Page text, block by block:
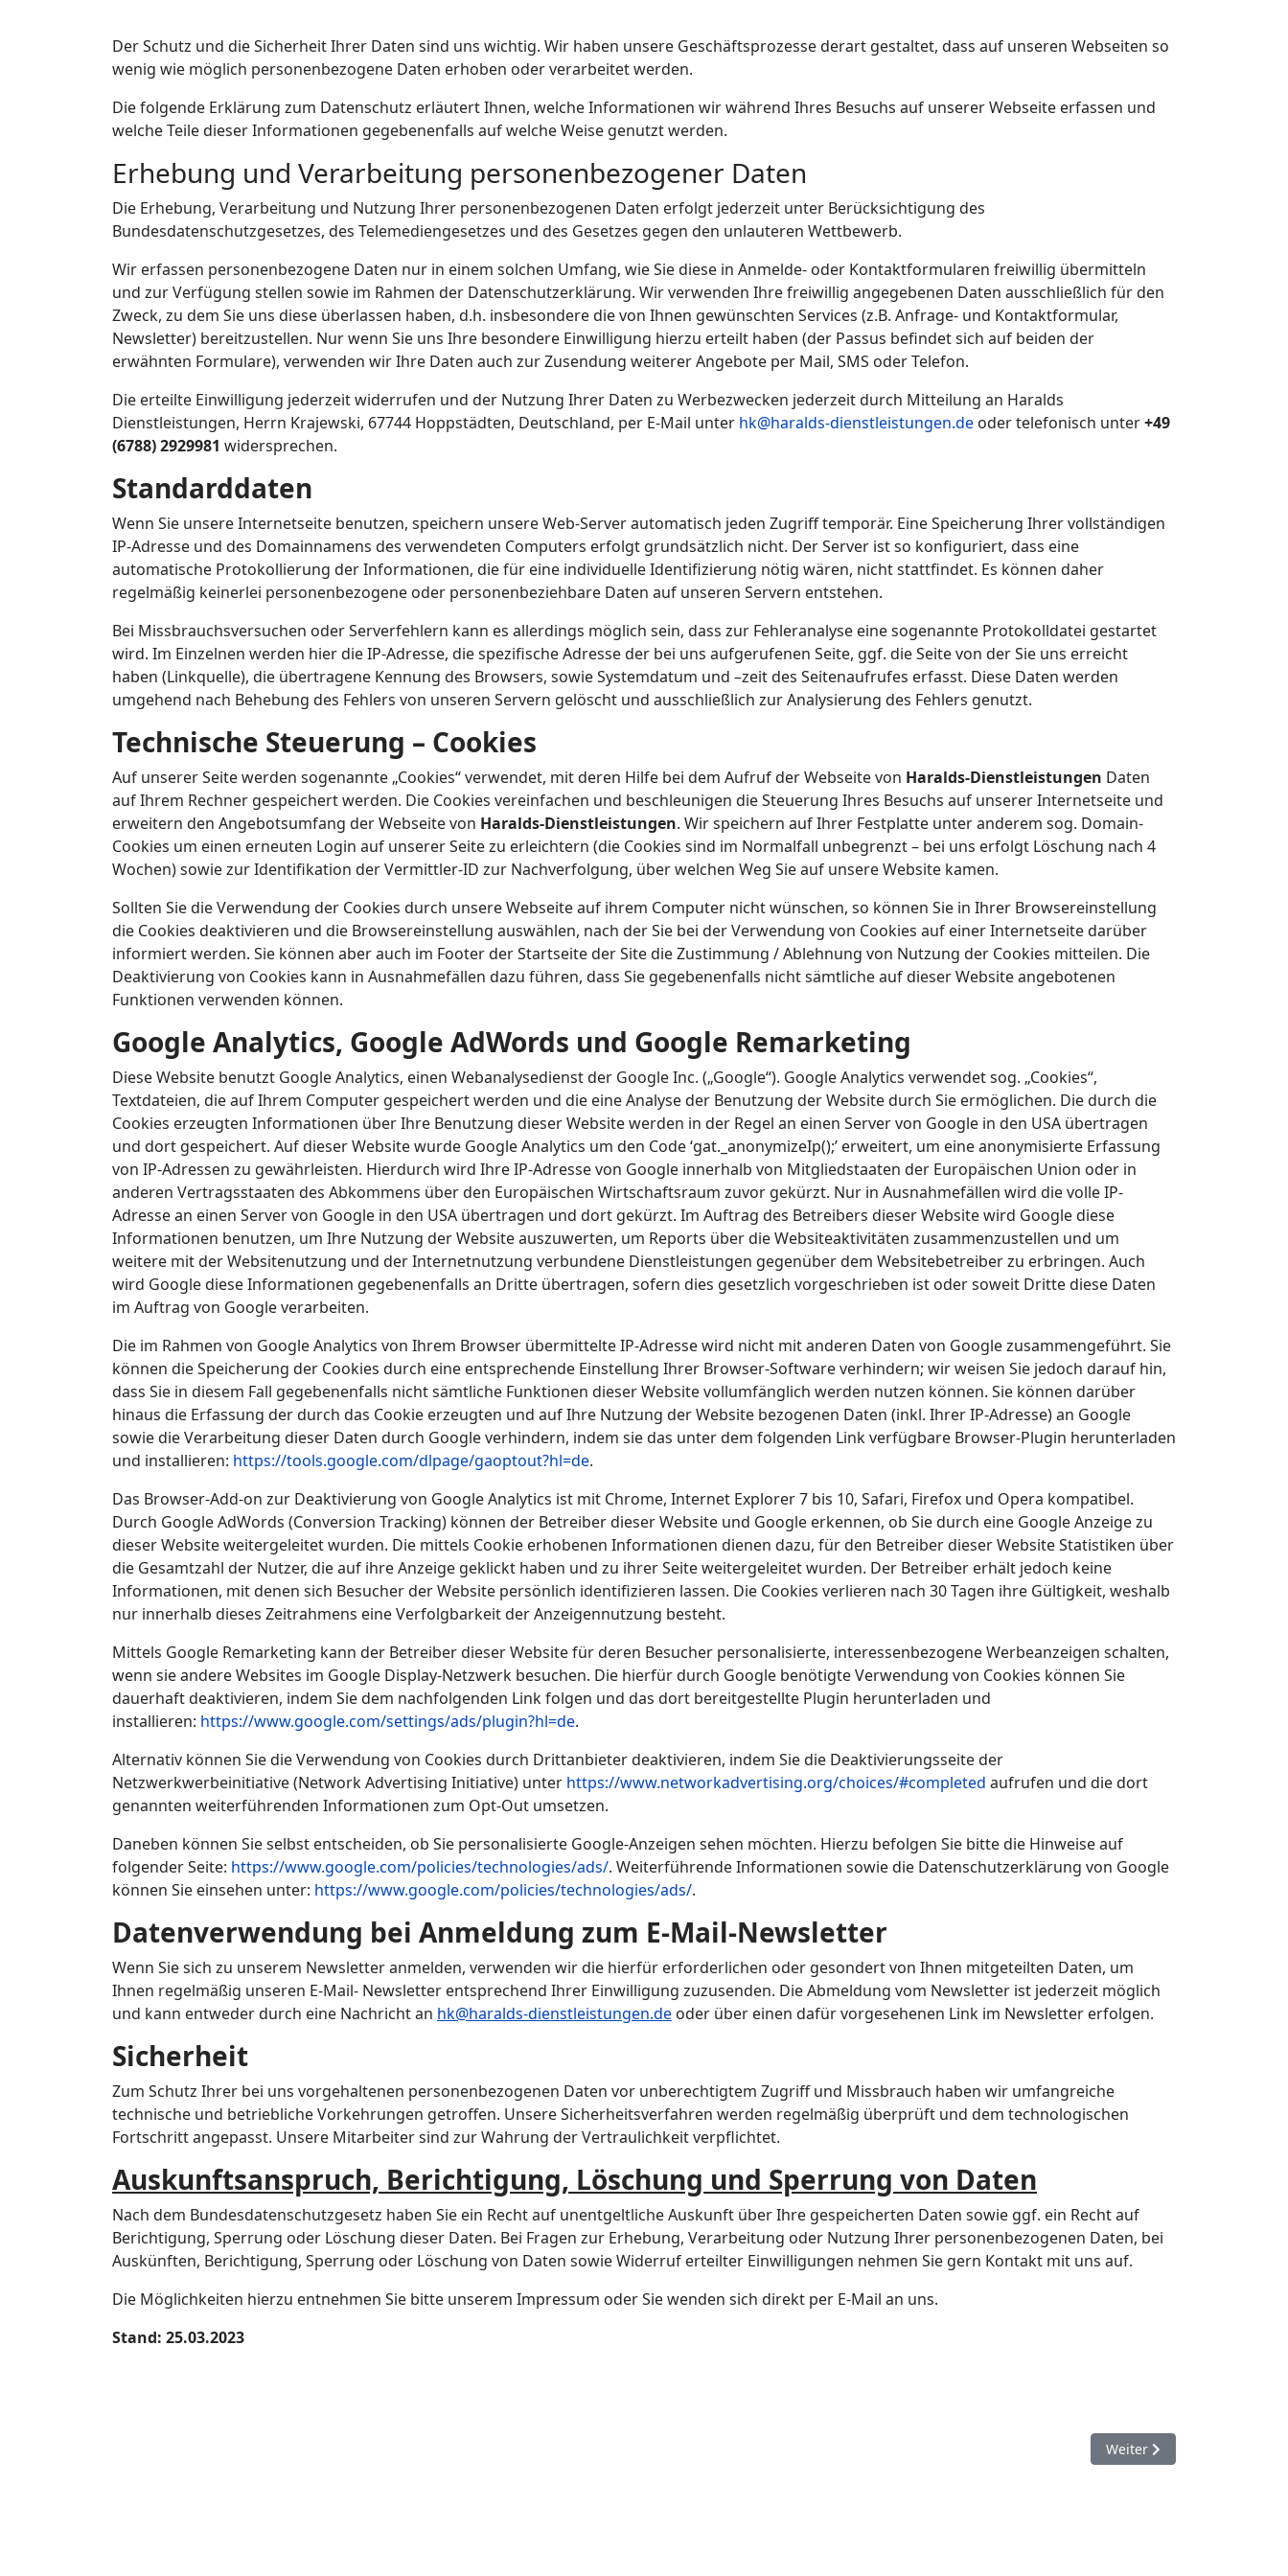
Der Schutz und die Sicherheit Ihrer Daten sind uns wichtig. Wir haben unsere Geschäftsprozesse derart gestaltet, dass auf unseren Webseiten so
wenig wie möglich personenbezogene Daten erhoben oder verarbeitet werden.
Die folgende Erklärung zum Datenschutz erläutert Ihnen, welche Informationen wir während Ihres Besuchs auf unserer Webseite erfassen und
welche Teile dieser Informationen gegebenenfalls auf welche Weise genutzt werden.
Erhebung und Verarbeitung personenbezogener Daten
Die Erhebung, Verarbeitung und Nutzung Ihrer personenbezogenen Daten erfolgt jederzeit unter Berücksichtigung des
Bundesdatenschutzgesetzes, des Telemediengesetzes und des Gesetzes gegen den unlauteren Wettbewerb.
Wir erfassen personenbezogene Daten nur in einem solchen Umfang, wie Sie diese in Anmelde- oder Kontaktformularen freiwillig übermitteln
und zur Verfügung stellen sowie im Rahmen der Datenschutzerklärung. Wir verwenden Ihre freiwillig angegebenen Daten ausschließlich für den
Zweck, zu dem Sie uns diese überlassen haben, d.h. insbesondere die von Ihnen gewünschten Services (z.B. Anfrage- und Kontaktformular,
Newsletter) bereitzustellen. Nur wenn Sie uns Ihre besondere Einwilligung hierzu erteilt haben (der Passus befindet sich auf beiden der
erwähnten Formulare), verwenden wir Ihre Daten auch zur Zusendung weiterer Angebote per Mail, SMS oder Telefon.
Die erteilte Einwilligung jederzeit widerrufen und der Nutzung Ihrer Daten zu Werbezwecken jederzeit durch Mitteilung an Haralds
Dienstleistungen, Herrn Krajewski, 67744 Hoppstädten, Deutschland, per E-Mail unter hk@haralds-dienstleistungen.de oder telefonisch unter+49
(6788) 2929981 widersprechen.
Standarddaten
Wenn Sie unsere Internetseite benutzen, speichern unsere Web-Server automatisch jeden Zugriff temporär. Eine Speicherung Ihrer vollständigen
IP-Adresse und des Domainnamens des verwendeten Computers erfolgt grundsätzlich nicht. Der Server ist so konfiguriert, dass eine
automatische Protokollierung der Informationen, die für eine individuelle Identifizierung nötig wären, nicht stattfindet. Es können daher
regelmäßig keinerlei personenbezogene oder personenbeziehbare Daten auf unseren Servern entstehen.
Bei Missbrauchsversuchen oder Serverfehlern kann es allerdings möglich sein, dass zur Fehleranalyse eine sogenannte Protokolldatei gestartet
wird. Im Einzelnen werden hier die IP-Adresse, die spezifische Adresse der bei uns aufgerufenen Seite, ggf. die Seite von der Sie uns erreicht
haben (Linkquelle), die übertragene Kennung des Browsers, sowie Systemdatum und –zeit des Seitenaufrufes erfasst. Diese Daten werden
umgehend nach Behebung des Fehlers von unseren Servern gelöscht und ausschließlich zur Analysierung des Fehlers genutzt.
Technische Steuerung – Cookies
Auf unserer Seite werden sogenannte „Cookies“ verwendet, mit deren Hilfe bei dem Aufruf der Webseite von Haralds-Dienstleistungen Daten
auf Ihrem Rechner gespeichert werden. Die Cookies vereinfachen und beschleunigen die Steuerung Ihres Besuchs auf unserer Internetseite und
erweitern den Angebotsumfang der Webseite von Haralds-Dienstleistungen. Wir speichern auf Ihrer Festplatte unter anderem sog. Domain-
Cookies um einen erneuten Login auf unserer Seite zu erleichtern (die Cookies sind im Normalfall unbegrenzt – bei uns erfolgt Löschung nach 4
Wochen) sowie zur Identifikation der Vermittler-ID zur Nachverfolgung, über welchen Weg Sie auf unsere Website kamen.
Sollten Sie die Verwendung der Cookies durch unsere Webseite auf ihrem Computer nicht wünschen, so können Sie in Ihrer Browsereinstellung
die Cookies deaktivieren und die Browsereinstellung auswählen, nach der Sie bei der Verwendung von Cookies auf einer Internetseite darüber
informiert werden. Sie können aber auch im Footer der Startseite der Site die Zustimmung / Ablehnung von Nutzung der Cookies mitteilen. Die
Deaktivierung von Cookies kann in Ausnahmefällen dazu führen, dass Sie gegebenenfalls nicht sämtliche auf dieser Website angebotenen
Funktionen verwenden können.
Google Analytics, Google AdWords und Google Remarketing
Diese Website benutzt Google Analytics, einen Webanalysedienst der Google Inc. („Google“). Google Analytics verwendet sog. „Cookies“,
Textdateien, die auf Ihrem Computer gespeichert werden und die eine Analyse der Benutzung der Website durch Sie ermöglichen. Die durch die
Cookies erzeugten Informationen über Ihre Benutzung dieser Website werden in der Regel an einen Server von Google in den USA übertragen
und dort gespeichert. Auf dieser Website wurde Google Analytics um den Code ‘gat._anonymizeIp();’ erweitert, um eine anonymisierte Erfassung
von IP-Adressen zu gewährleisten. Hierdurch wird Ihre IP-Adresse von Google innerhalb von Mitgliedstaaten der Europäischen Union oder in
anderen Vertragsstaaten des Abkommens über den Europäischen Wirtschaftsraum zuvor gekürzt. Nur in Ausnahmefällen wird die volle IP-
Adresse an einen Server von Google in den USA übertragen und dort gekürzt. Im Auftrag des Betreibers dieser Website wird Google diese
Informationen benutzen, um Ihre Nutzung der Website auszuwerten, um Reports über die Websiteaktivitäten zusammenzustellen und um
weitere mit der Websitenutzung und der Internetnutzung verbundene Dienstleistungen gegenüber dem Websitebetreiber zu erbringen. Auch
wird Google diese Informationen gegebenenfalls an Dritte übertragen, sofern dies gesetzlich vorgeschrieben ist oder soweit Dritte diese Daten
im Auftrag von Google verarbeiten.
Die im Rahmen von Google Analytics von Ihrem Browser übermittelte IP-Adresse wird nicht mit anderen Daten von Google zusammengeführt. Sie
können die Speicherung der Cookies durch eine entsprechende Einstellung Ihrer Browser-Software verhindern; wir weisen Sie jedoch darauf hin,
dass Sie in diesem Fall gegebenenfalls nicht sämtliche Funktionen dieser Website vollumfänglich werden nutzen können. Sie können darüber
hinaus die Erfassung der durch das Cookie erzeugten und auf Ihre Nutzung der Website bezogenen Daten (inkl. Ihrer IP-Adresse) an Google
sowie die Verarbeitung dieser Daten durch Google verhindern, indem sie das unter dem folgenden Link verfügbare Browser-Plugin herunterladen
und installieren: https://tools.google.com/dlpage/gaoptout?hl=de.
Das Browser-Add-on zur Deaktivierung von Google Analytics ist mit Chrome, Internet Explorer 7 bis 10, Safari, Firefox und Opera kompatibel.
Durch Google AdWords (Conversion Tracking) können der Betreiber dieser Website und Google erkennen, ob Sie durch eine Google Anzeige zu
dieser Website weitergeleitet wurden. Die mittels Cookie erhobenen Informationen dienen dazu, für den Betreiber dieser Website Statistiken über
die Gesamtzahl der Nutzer, die auf ihre Anzeige geklickt haben und zu ihrer Seite weitergeleitet wurden. Der Betreiber erhält jedoch keine
Informationen, mit denen sich Besucher der Website persönlich identifizieren lassen. Die Cookies verlieren nach 30 Tagen ihre Gültigkeit, weshalb
nur innerhalb dieses Zeitrahmens eine Verfolgbarkeit der Anzeigennutzung besteht.
Mittels Google Remarketing kann der Betreiber dieser Website für deren Besucher personalisierte, interessenbezogene Werbeanzeigen schalten,
wenn sie andere Websites im Google Display-Netzwerk besuchen. Die hierfür durch Google benötigte Verwendung von Cookies können Sie
dauerhaft deaktivieren, indem Sie dem nachfolgenden Link folgen und das dort bereitgestellte Plugin herunterladen und
installieren: https://www.google.com/settings/ads/plugin?hl=de.
Alternativ können Sie die Verwendung von Cookies durch Drittanbieter deaktivieren, indem Sie die Deaktivierungsseite der
Netzwerkwerbeinitiative (Network Advertising Initiative) unter https://www.networkadvertising.org/choices/#completed aufrufen und die dort
genannten weiterführenden Informationen zum Opt-Out umsetzen.
Daneben können Sie selbst entscheiden, ob Sie personalisierte Google-Anzeigen sehen möchten. Hierzu befolgen Sie bitte die Hinweise auf
folgender Seite: https://www.google.com/policies/technologies/ads/. Weiterführende Informationen sowie die Datenschutzerklärung von Google
können Sie einsehen unter: https://www.google.com/policies/technologies/ads/.
Datenverwendung bei Anmeldung zum E-Mail-Newsletter
Wenn Sie sich zu unserem Newsletter anmelden, verwenden wir die hierfür erforderlichen oder gesondert von Ihnen mitgeteilten Daten, um
Ihnen regelmäßig unseren E-Mail- Newsletter entsprechend Ihrer Einwilligung zuzusenden. Die Abmeldung vom Newsletter ist jederzeit möglich
und kann entweder durch eine Nachricht an hk@haralds-dienstleistungen.de oder über einen dafür vorgesehenen Link im Newsletter erfolgen.
Sicherheit
Zum Schutz Ihrer bei uns vorgehaltenen personenbezogenen Daten vor unberechtigtem Zugriff und Missbrauch haben wir umfangreiche
technische und betriebliche Vorkehrungen getroffen. Unsere Sicherheitsverfahren werden regelmäßig überprüft und dem technologischen
Fortschritt angepasst. Unsere Mitarbeiter sind zur Wahrung der Vertraulichkeit verpflichtet.
Auskunftsanspruch, Berichtigung, Löschung und Sperrung von Daten
Nach dem Bundesdatenschutzgesetz haben Sie ein Recht auf unentgeltliche Auskunft über Ihre gespeicherten Daten sowie ggf. ein Recht auf
Berichtigung, Sperrung oder Löschung dieser Daten. Bei Fragen zur Erhebung, Verarbeitung oder Nutzung Ihrer personenbezogenen Daten, bei
Auskünften, Berichtigung, Sperrung oder Löschung von Daten sowie Widerruf erteilter Einwilligungen nehmen Sie gern Kontakt mit uns auf.
Die Möglichkeiten hierzu entnehmen Sie bitte unserem Impressum oder Sie wenden sich direkt per E-Mail an uns.
Stand: 25.03.2023
Nächster Beitrag:
Weiter